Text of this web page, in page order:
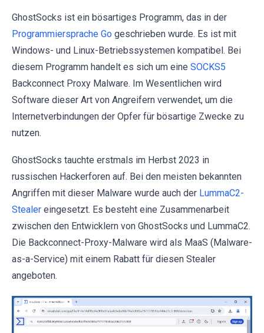
GhostSocks ist ein bösartiges Programm, das in der
Programmiersprache Go geschrieben wurde. Es ist mit
Windows- und Linux-Betriebssystemen kompatibel. Bei
diesem Programm handelt es sich um eine SOCKS5
Backconnect Proxy Malware. Im Wesentlichen wird
Software dieser Art von Angreifern verwendet, um die
Internetverbindungen der Opfer für bösartige Zwecke zu
nutzen.
GhostSocks tauchte erstmals im Herbst 2023 in
russischen Hackerforen auf. Bei den meisten bekannten
Angriffen mit dieser Malware wurde auch der LummaC2-
Stealer eingesetzt. Es besteht eine Zusammenarbeit
zwischen den Entwicklern von GhostSocks und LummaC2.
Die Backconnect-Proxy-Malware wird als MaaS (Malware-
as-a-Service) mit einem Rabatt für diesen Stealer
angeboten.